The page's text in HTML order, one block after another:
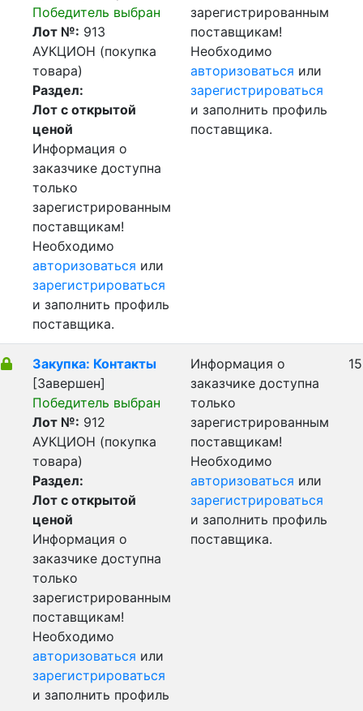
Победитель выбран
Лот №: 913
АУКЦИОН (покупка
товара)
Раздел:
Лот с открытой
ценой
Информация о
заказчике доступна
только
зарегистрированным
поставщикам!
Необходимо
авторизоваться или
зарегистрироваться
и заполнить профиль
поставщика.
зарегистрированным
поставщикам!
Необходимо
авторизоваться или
зарегистрироваться
и заполнить профиль
поставщика.
Закупка: Контакты
[Завершен]
Победитель выбран
Лот №: 912
АУКЦИОН (покупка
товара)
Раздел:
Лот с открытой
ценой
Информация о
заказчике доступна
только
зарегистрированным
поставщикам!
Необходимо
авторизоваться или
зарегистрироваться
и заполнить профиль
Информация о
заказчике доступна
только
зарегистрированным
поставщикам!
Необходимо
авторизоваться или
зарегистрироваться
и заполнить профиль
поставщика.